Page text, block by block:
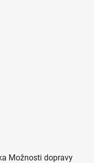
Možnosti dopravy